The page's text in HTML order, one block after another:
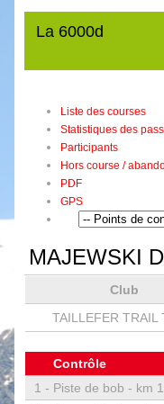
La 6000d
Liste des courses
Statistiques des
Participants
Hors course /
PDF
GPS
MAJEWSKI
Club
TAILLEFER TRAIL
Contrôle
1 - Piste de bob - km